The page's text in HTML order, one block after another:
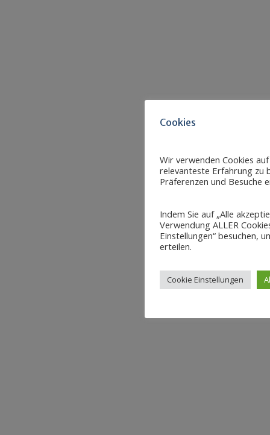
Cookies
Wir verwenden Cookies
relevanteste Erfahrung zu
Präferenzen und Besuche
Indem Sie auf „Alle
Verwendung ALLER
Einstellungen“ besuchen,
erteilen.
Cookie Einstellungen